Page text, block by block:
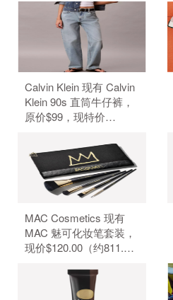
$44.00（约297.68
元）。 无需使用优惠
Calvin Klein 现有 Calvin
Klein 90s 直筒牛仔裤，
原价$99，现特价
无需使用优惠码。
MAC Cosmetics 现有
MAC 魅可化妆笔套装，
现价$120.00（约811.70